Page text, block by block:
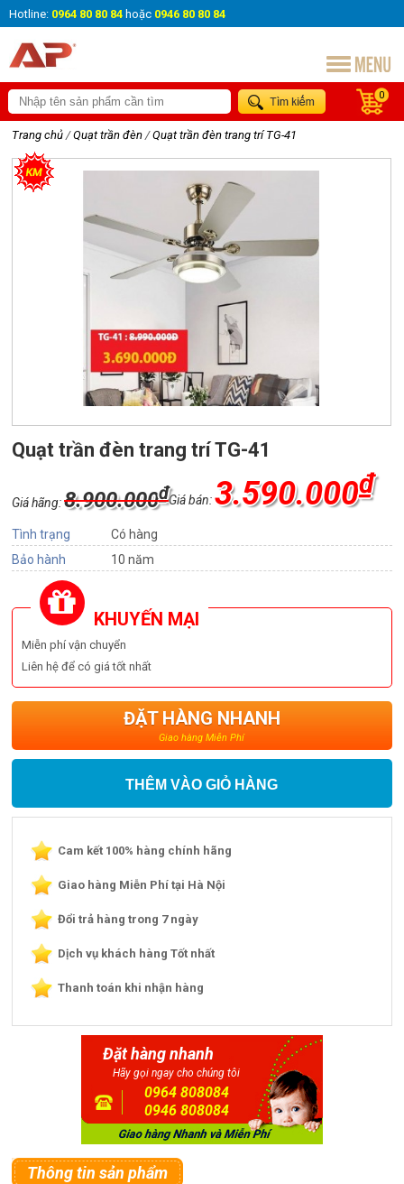
Hotline: 0964 80 80 84 hoặc 0946 80 80 84
0
Trang chủ / Quạt trần đèn / Quạt trần đèn trang trí TG-41
Quạt trần đèn trang trí TG-41
Giá bán:3.590.000₫
Giá hãng:8.900.000₫
Tình trạng
Có hàng
Bảo hành
10 năm
KHUYẾN MẠI
Miễn phí vận chuyển
Liên hệ để có giá tốt nhất
ĐẶT HÀNG NHANH
Giao hàng Miễn Phí
THÊM VÀO GIỎ HÀNG
Cam kết 100% hàng chính hãng
Giao hàng Miễn Phí tại Hà Nội
Đổi trả hàng trong 7 ngày
Dịch vụ khách hàng Tốt nhất
Thanh toán khi nhận hàng
Đặt hàng nhanh
Hãy gọi ngay cho chúng tôi
0964 808084
0946 808084
Thông tin sản phẩm